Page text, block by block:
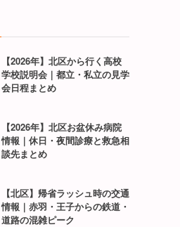
【2026年】北区から行く高校
学校説明会｜都立・私立の見学
会日程まとめ
【2026年】北区お盆休み病院
情報｜休日・夜間診療と救急相
談先まとめ
【北区】帰省ラッシュ時の交通
情報｜赤羽・王子からの鉄道・
道路の混雑ピーク